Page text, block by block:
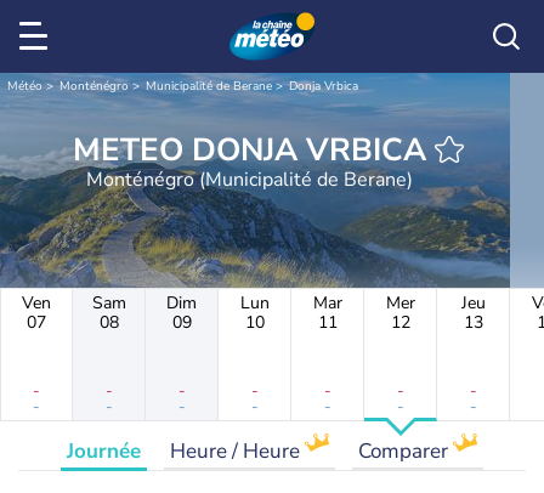
Météo Monténégro Municipalité de Berane Donja Vrbica
METEO DONJA VRBICA
Monténégro (Municipalité de Berane)
Ven
07
-
-
Sam
08
-
-
Dim
09
-
-
Lun
10
-
-
Mar
11
-
-
Mer
12
-
-
Jeu
13
-
-
Journée Heure / Heure Comparer